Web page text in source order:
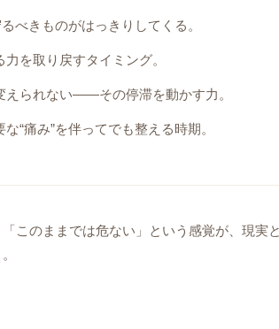
べきものがはっきりしてくる。
を取り戻すタイミング。
えられない――その停滞を動かす力。
“痛み”を伴ってでも整える時期。
このままでは危ない」という感覚が、現